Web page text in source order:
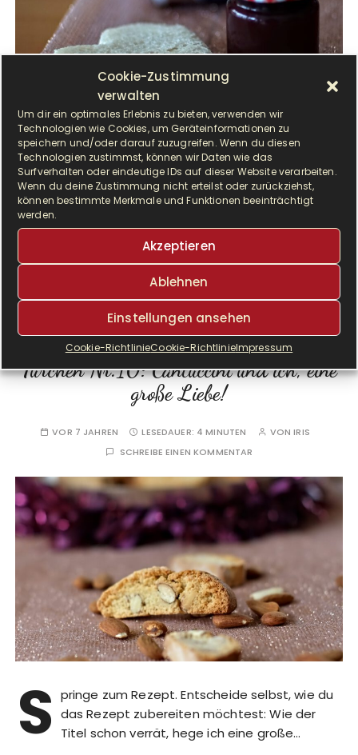
Cookie-Zustimmung
verwalten
Um dir ein optimales Erlebnis zu bieten, verwenden wir
Technologien wie Cookies, um Geräteinformationen zu
speichern und/oder darauf zuzugreifen. Wenn du diesen
Technologien zustimmst, können wir Daten wie das
Surfverhalten oder eindeutige IDs auf dieser Website verarbeiten.
Wenn du deine Zustimmung nicht erteilst oder zurückziehst,
können bestimmte Merkmale und Funktionen beeinträchtigt
werden.
Akzeptieren
Ablehnen
Einstellungen ansehen
Cookie-RichtlinieCookie-RichtlinieImpressum
D ie liebe Jeannette aus unserer Facebook-
Gruppe hat für das Türchen Nr. 12 eine
leckere Marmelade hergestellt. Ich bin jetzt
schon…
WEITERLESEN
GESCHENKE GESCHENKE AUS DER KÜCHE
Türchen Nr.10: Cantuccini und ich, eine
große Liebe!
VOR 7 JAHREN LESEDAUER: 4 MINUTEN VONIRIS
SCHREIBE EINEN KOMMENTAR
S pringe zum Rezept. Entscheide selbst, wie du
das Rezept zubereiten möchtest: Wie der
Titel schon verrät, hege ich eine große…